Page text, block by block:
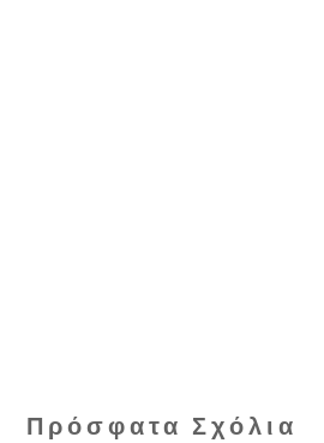
Πρόσφατα Σχόλια